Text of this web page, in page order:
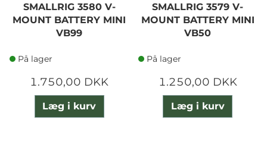
SMALLRIG 3580 V-
MOUNT BATTERY MINI
VB99
På lager
1.750,00 DKK
Læg i kurv
SMALLRIG 3579 V-
MOUNT BATTERY MINI
VB50
På lager
1.250,00 DKK
Læg i kurv